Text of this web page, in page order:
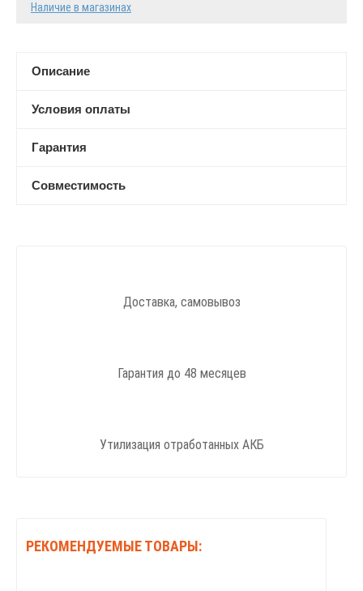
Наличие в магазинах
Описание
Условия оплаты
Гарантия
Совместимость
Доставка, самовывоз
Гарантия до 48 месяцев
Утилизация отработанных АКБ
РЕКОМЕНДУЕМЫЕ ТОВАРЫ: